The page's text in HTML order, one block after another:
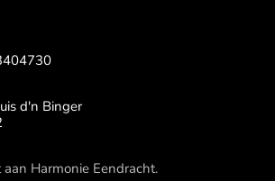
d'n Binger
Harmonie Eendracht.